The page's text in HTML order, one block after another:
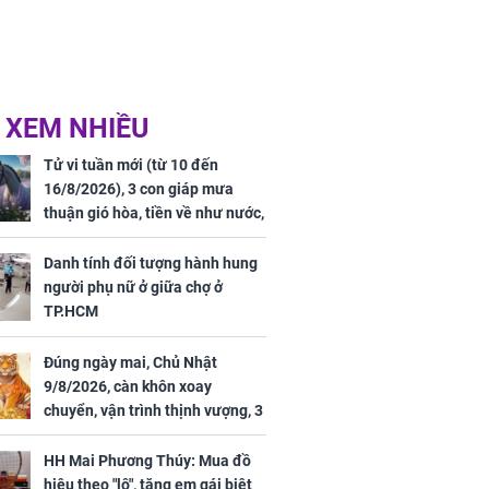
NHIỀU
Tử vi tuần mới (từ 10 đến
16/8/2026), 3 con giáp mưa
thuận gió hòa, tiền về như nước,
bạc vàng dư dả, Phú Quý Vinh
Hoa, vận trình khai sáng
Danh tính đối tượng hành hung
người phụ nữ ở giữa chợ ở
TP.HCM
Đúng ngày mai, Chủ Nhật
9/8/2026, càn khôn xoay
chuyển, vận trình thịnh vượng, 3
con giáp nhận phúc khí nhà trời,
tình tiền đỏ như son, vận may
hanh thông
HH Mai Phương Thúy: Mua đồ
hiệu theo "lô", tặng em gái biệt